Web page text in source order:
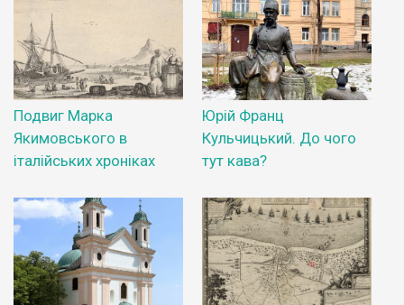
Подвиг Марка
Якимовського в
італійських хроніках
Юрій Франц
Кульчицький. До чого
тут кава?